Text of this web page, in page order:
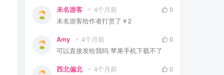
未名游客 4个月前
0
未名游客给作者打赏了 ￥2
Amy 4个月前
0
可以直接发给我吗 苹果手机下载不了
西北偏北 4个月前
0